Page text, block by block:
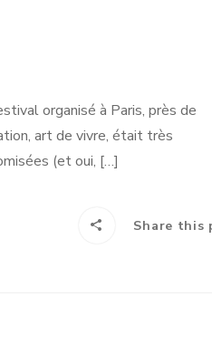
organisé à Paris, près de
art de vivre, était très
(et oui, […]
Share this